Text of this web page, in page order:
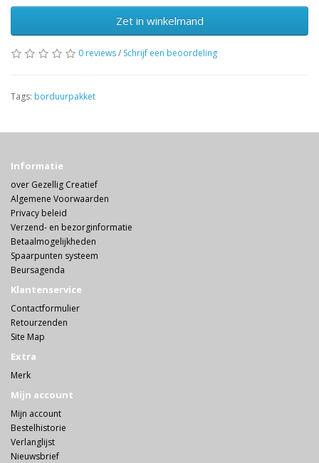
Zet in winkelmand
0 reviews/ Schrijf een beoordeling
Tags: borduurpakket
Informatie
over Gezellig Creatief
Algemene Voorwaarden
Privacy beleid
Verzend- en bezorginformatie
Betaalmogelijkheden
Spaarpunten systeem
Beursagenda
Klantenservice
Contactformulier
Retourzenden
Site Map
Extra
Merk
Mijn account
Mijn account
Bestelhistorie
Verlanglijst
Nieuwsbrief